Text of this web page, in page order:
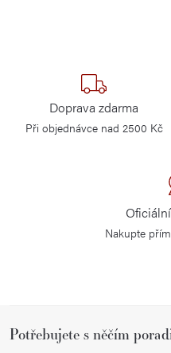
Doprava zdarma
Při objednávce nad 2500 Kč
Nakupte
Potřebujete s něčím